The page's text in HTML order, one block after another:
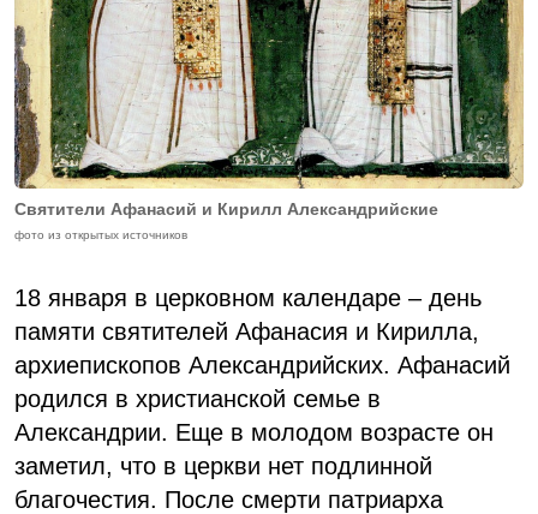
Святители Афанасий и Кирилл Александрийские
фото из открытых источников
18 января в церковном календаре – день
памяти святителей Афанасия и Кирилла,
архиепископов Александрийских. Афанасий
родился в христианской семье в
Александрии. Еще в молодом возрасте он
заметил, что в церкви нет подлинной
благочестия. После смерти патриарха